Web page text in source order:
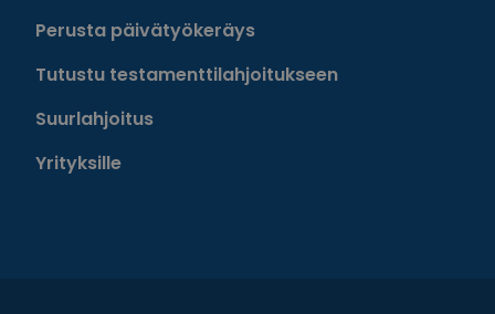
Perusta päivätyökeräys
Tutustu testamenttilahjoitukseen
Suurlahjoitus
Yrityksille